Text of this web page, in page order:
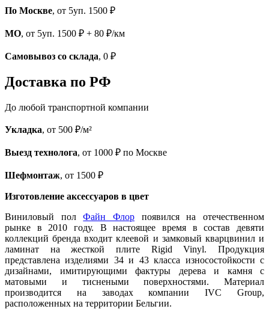
По Москве, от 5уп. 1500 ₽
МО, от 5уп. 1500 ₽ + 80 ₽/км
Самовывоз со склада, 0 ₽
Доставка по РФ
До любой транспортной компании
Укладка, от 500 ₽/м²
Выезд технолога, от 1000 ₽ по Москве
Шефмонтаж, от 1500 ₽
Изготовление аксессуаров в цвет
Виниловый полФайн Флор появился на отечественном
рынке в 2010 году. В настоящее время в состав девяти
коллекций бренда входит клеевой и замковый кварцвинил и
ламинат на жесткой плите Rigid Vinyl. Продукция
представлена изделиями 34 и 43 класса износостойкости с
дизайнами, имитирующими фактуры дерева и камня с
матовыми и тиснеными поверхностями. Материал
производится на заводах компании IVC Group,
расположенных на территории Бельгии.